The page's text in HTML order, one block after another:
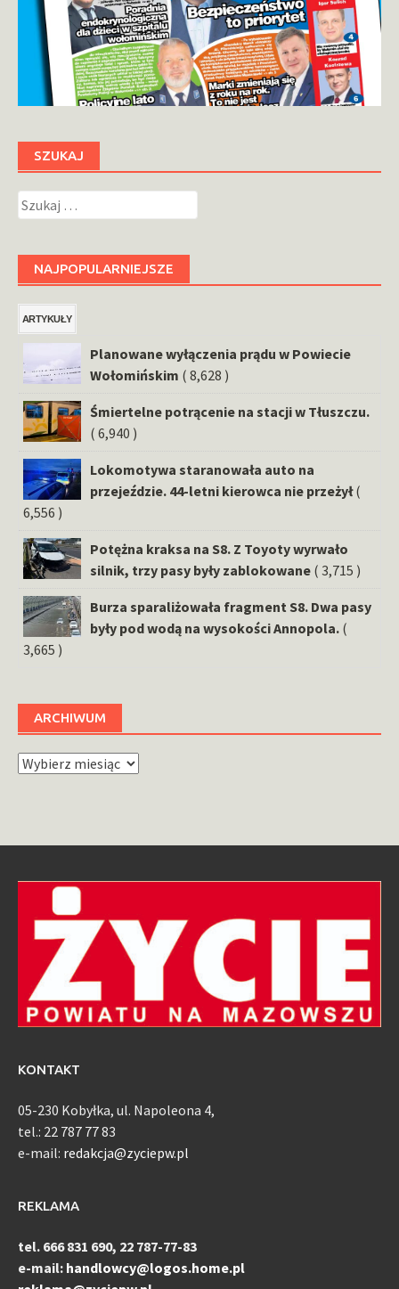
SZUKAJ
Szukaj:
NAJPOPULARNIEJSZE
ARTYKUŁY
Planowane wyłączenia prądu w Powiecie
Wołomińskim ( 8,628 )
Śmiertelne potrącenie na stacji w Tłuszczu.
( 6,940 )
Lokomotywa staranowała auto na
przejeździe. 44-letni kierowca nie przeżył (
6,556 )
Potężna kraksa na S8. Z Toyoty wyrwało
silnik, trzy pasy były zablokowane ( 3,715 )
Burza sparaliżowała fragment S8. Dwa pasy
były pod wodą na wysokości Annopola. (
3,665 )
ARCHIWUM
Archiwum
KONTAKT
05-230 Kobyłka, ul. Napoleona 4,
tel.: 22 787 77 83
e-mail: redakcja@zyciepw.pl
REKLAMA
tel. 666 831 690, 22 787-77-83
e-mail: handlowcy@logos.home.pl